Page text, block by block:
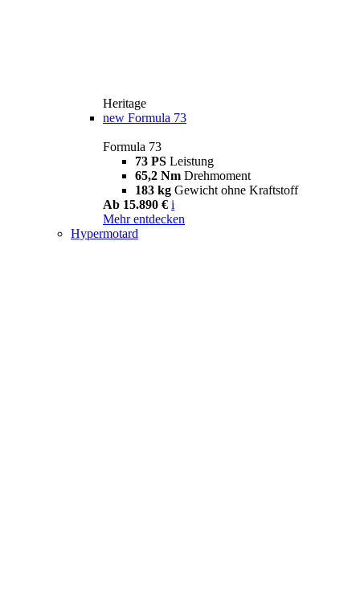
Heritage
new Formula 73
Formula 73
73 PS Leistung
65,2 Nm Drehmoment
183 kg Gewicht ohne Kraftstoff
Ab 15.890 € i
Mehr entdecken
Hypermotard